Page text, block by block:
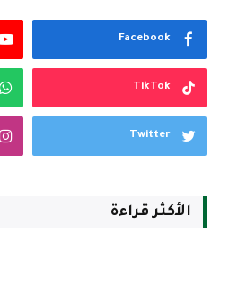
Facebook
TikTok
Twitter
الأكثر قراءة